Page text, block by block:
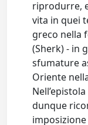
riprodurre,
vita in quei
greco nella
(Sherk) - in
sfumature
Oriente
dunque
imposizione